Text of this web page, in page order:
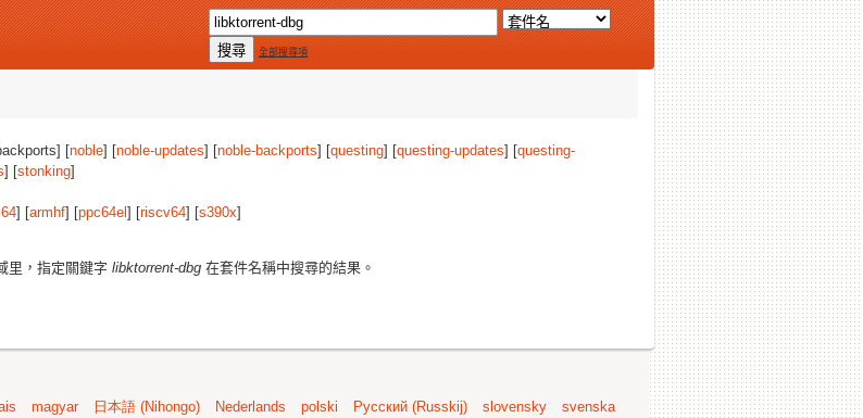
全部搜尋項
[noble] [noble-updates] [noble-backports] [questing] [questing-updates] [questing-
] [stonking]
] [armhf] [ppc64el ] [riscv64] [s390x]
里，指定關鍵字 libktorrent-dbg 在套件名稱中搜尋的結果。
magyar 日本語 (Nihongo) Nederlands polski Русский (Russkij) slovensky
svenska